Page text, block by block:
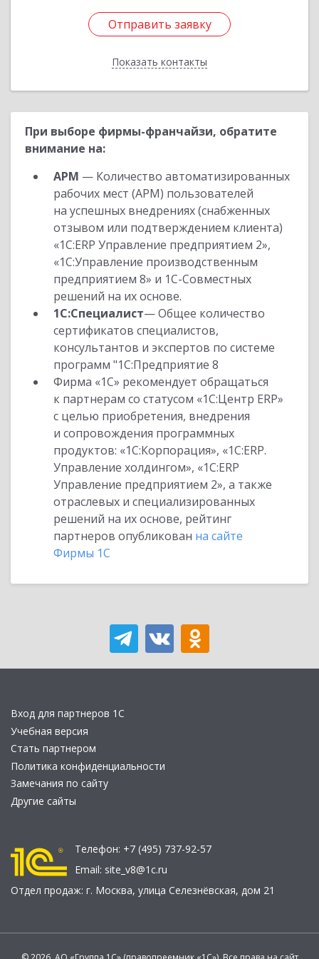
Отправить заявку
Показать контакты
Отправить заявку
Назад
При выборе фирмы-франчайзи, обратите
внимание на:
АРМ — Количество автоматизированных
рабочих мест (АРМ) пользователей
на успешных внедрениях (снабженных
отзывом или подтверждением клиента)
«1С:ERP Управление предприятием 2»,
«1С:Управление производственным
предприятием 8» и 1С-Совместных
решений на их основе.
1С:Специалист— Общее количество
сертификатов специалистов,
консультантов и экспертов по системе
программ "1С:Предприятие 8
Фирма «1С» рекомендует обращаться
к партнерам со статусом «1С:Центр ERP»
с целью приобретения, внедрения
и сопровождения программных
продуктов: «1С:Корпорация», «1С:ERP.
Управление холдингом», «1С:ERP
Управление предприятием 2», а также
отраслевых и специализированных
решений на их основе, рейтинг
партнеров опубликован на сайте
Фирмы 1С
Вход для партнеров 1С
Учебная версия
Стать партнером
Политика конфиденциальности
Замечания по сайту
Другие сайты
Телефон: +7 (495) 737-92-57
Email: site_v8@1c.ru
Отдел продаж: г. Москва, улица Селезнёвская, дом 21